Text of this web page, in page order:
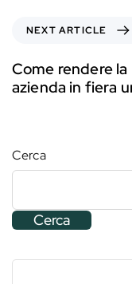
NEXT ARTICLE
Come rendere
azienda in fiera
Cerca
Cerca